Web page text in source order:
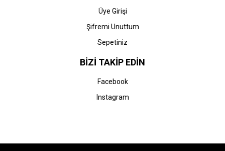
Üye Girişi
Şifremi Unuttum
Sepetiniz
BİZİ TAKİP EDİN
Facebook
Instagram